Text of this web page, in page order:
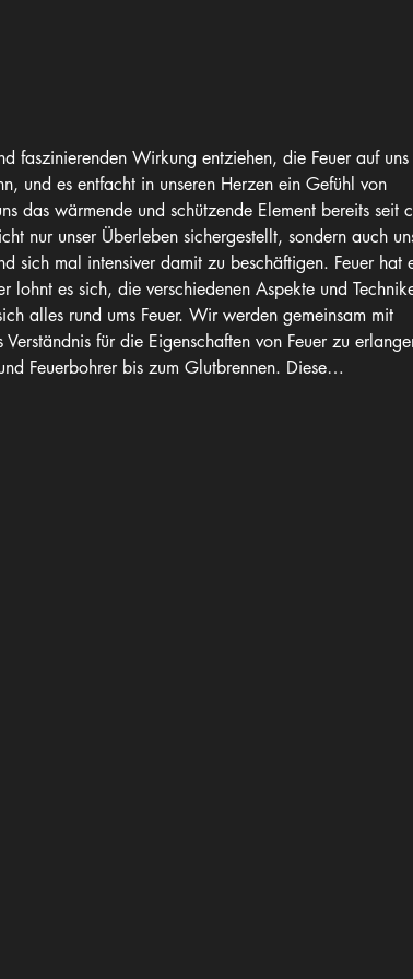
faszinierenden Wirkung entziehen, die Feuer auf uns
und es entfacht in unseren Herzen ein Gefühl von
das wärmende und schützende Element bereits seit
nur unser Überleben sichergestellt, sondern auch
sich mal intensiver damit zu beschäftigen. Feuer hat
es sich, die verschiedenen Aspekte und
alles rund ums Feuer. Wir werden gemeinsam mit
für die Eigenschaften von Feuer zu
Feuerbohrer bis zum Glutbrennen. Diese…